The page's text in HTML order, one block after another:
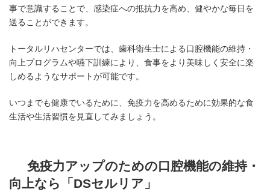
事で意識することで、感染症への抵抗力を高め、健やかな毎日を
送ることができます。
トータルリハセンターでは、歯科衛生士による口腔機能の維持・
向上プログラムや嚥下訓練により、食事をより美味しく安全に楽
しめるようなサポートが可能です。
いつまでも健康でいるために、免疫力を高めるために効果的な食
生活や生活習慣を見直してみましょう。
免疫力アップのための口腔機能の維持・
向上なら「DSセルリア」